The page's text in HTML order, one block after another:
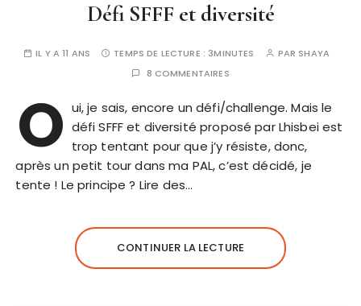
Défi SFFF et diversité
IL Y A 11 ANS TEMPS DE LECTURE : 3MINUTES PAR SHAYA
8 COMMENTAIRES
O ui, je sais, encore un défi/challenge. Mais le
défi SFFF et diversité proposé par Lhisbei est
trop tentant pour que j’y résiste, donc,
après un petit tour dans ma PAL, c’est décidé, je
tente ! Le principe ? Lire des…
CONTINUER LA LECTURE